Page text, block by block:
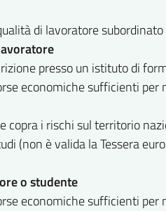
di lavoratore
presso un istituto di
economiche sufficienti per
copra i rischi sul territorio
(non è valida la Tessera
o studente
economiche sufficienti per